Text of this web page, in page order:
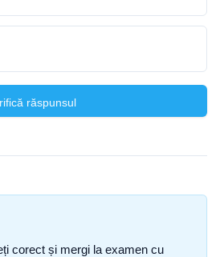
răspunsul
corect și mergi la examen cu